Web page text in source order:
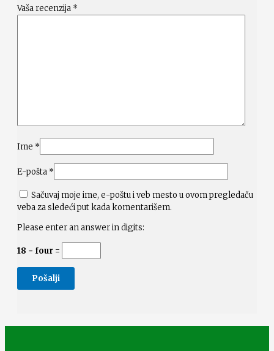
Vaša recenzija *
Ime *
E-pošta *
Sačuvaj moje ime, e-poštu i veb mesto u ovom pregledaču
veba za sledeći put kada komentarišem.
Please enter an answer in digits:
18 − four =